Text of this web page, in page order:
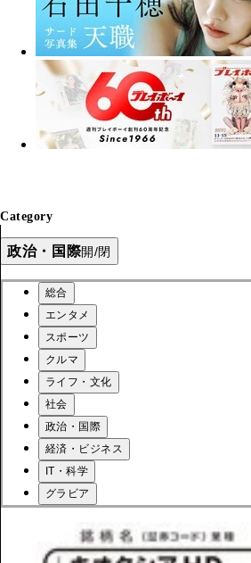
Category
政治・国際開/閉
総合
エンタメ
スポーツ
クルマ
ライフ・文化
社会
政治・国際
経済・ビジネス
IT・科学
グラビア